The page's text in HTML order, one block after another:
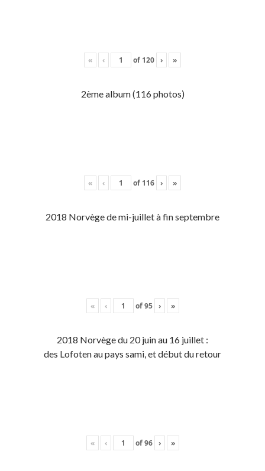
« ‹ of 120 › »
2ème album (116 photos)
« ‹ of 116 › »
2018 Norvège de mi-juillet à fin septembre
« ‹ of95 › »
2018 Norvège du 20 juin au 16 juillet :
des Lofoten au pays sami, et début du retour
« ‹ of96 › »